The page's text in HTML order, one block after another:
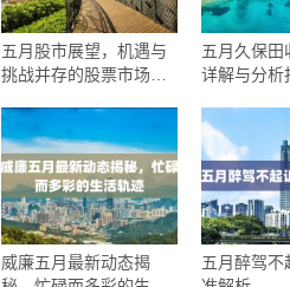
五月股市展望，机遇与
挑战并存的股票市场分
五月久保田
详解与分析
威廉五月最新动态揭
五月醉驾不